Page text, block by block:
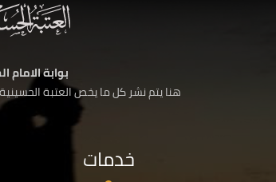
بوابة الامام
هنا يتم نشر كل ما يخص العتبة
خدمات